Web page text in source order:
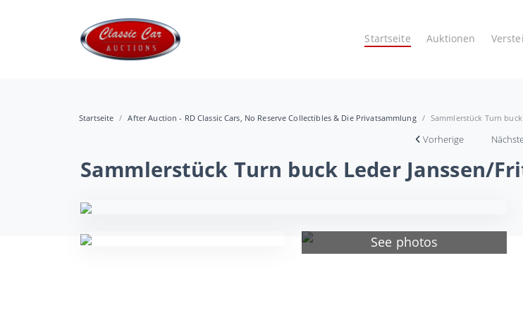
Startseite Auktionen
Startseite After Auction - RD Classic Cars, No Reserve Collectibles & Die Privatsammlung Sammlerstück Turn buck
Vorherige
Sammlerstück Turn buck Leder Janssen/
See photos